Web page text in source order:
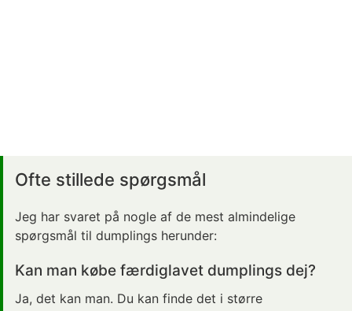
Ofte stillede spørgsmål
Jeg har svaret på nogle af de mest almindelige
spørgsmål til dumplings herunder:
Kan man købe færdiglavet dumplings dej?
Ja, det kan man. Du kan finde det i større